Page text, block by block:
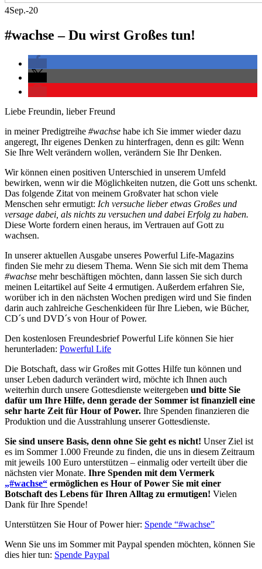
4Sep.-20
#wachse – Du wirst Großes tun!
Liebe Freundin, lieber Freund
in meiner Predigtreihe #wachse habe ich Sie immer wieder dazu
angeregt, Ihr eigenes Denken zu hinterfragen, denn es gilt: Wenn
Sie Ihre Welt verändern wollen, verändern Sie Ihr Denken.
Wir können einen positiven Unterschied in unserem Umfeld
bewirken, wenn wir die Möglichkeiten nutzen, die Gott uns schenkt.
Das folgende Zitat von meinem Großvater hat schon viele
Menschen sehr ermutigt: Ich versuche lieber etwas Großes und
versage dabei, als nichts zu versuchen und dabei Erfolg zu haben.
Diese Worte fordern einen heraus, im Vertrauen auf Gott zu
wachsen.
In unserer aktuellen Ausgabe unseres Powerful Life-Magazins
finden Sie mehr zu diesem Thema. Wenn Sie sich mit dem Thema
#wachse mehr beschäftigen möchten, dann lassen Sie sich durch
meinen Leitartikel auf Seite 4 ermutigen. Außerdem erfahren Sie,
worüber ich in den nächsten Wochen predigen wird und Sie finden
darin auch zahlreiche Geschenkideen für Ihre Lieben, wie Bücher,
CD´s und DVD´s von Hour of Power.
Den kostenlosen Freundesbrief Powerful Life können Sie hier
herunterladen: Powerful Life
Die Botschaft, dass wir Großes mit Gottes Hilfe tun können und
unser Leben dadurch verändert wird, möchte ich Ihnen auch
weiterhin durch unsere Gottesdienste weitergeben und bitte Sie
dafür um Ihre Hilfe, denn gerade der Sommer ist finanziell eine
sehr harte Zeit für Hour of Power. Ihre Spenden finanzieren die
Produktion und die Ausstrahlung unserer Gottesdienste.
Sie sind unsere Basis, denn ohne Sie geht es nicht! Unser Ziel ist
es im Sommer 1.000 Freunde zu finden, die uns in diesem Zeitraum
mit jeweils 100 Euro unterstützen – einmalig oder verteilt über die
nächsten vier Monate. Ihre Spenden mit dem Vermerk
„#wachse“ ermöglichen es Hour of Power Sie mit einer
Botschaft des Lebens für Ihren Alltag zu ermutigen! Vielen
Dank für Ihre Spende!
Unterstützen Sie Hour of Power hier: Spende “#wachse”
Wenn Sie uns im Sommer mit Paypal spenden möchten, können Sie
dies hier tun: Spende Paypal